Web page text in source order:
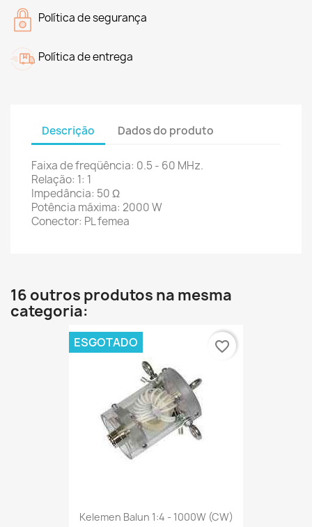
Política de segurança
Política de entrega
Descrição Dados do produto
Faixa de freqüência: 0.5 - 60 MHz.
Relação: 1: 1
Impedância: 50 Ω
Potência máxima: 2000 W
Conector: PL femea
16 outros produtos na mesma
categoria:
Kelemen Balun 1:4 - 1000W (CW)
ESGOTADO favorite_border